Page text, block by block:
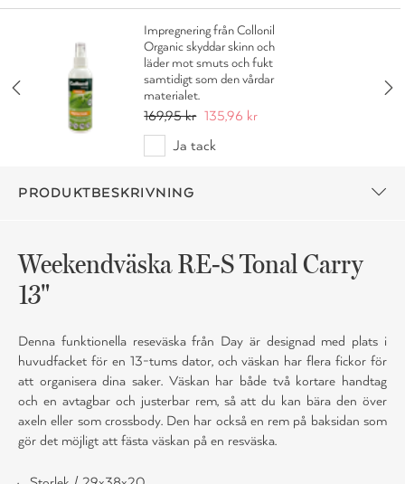
Impregnering från Collonil
Organic skyddar skinn och
läder mot smuts och fukt
samtidigt som den vårdar
materialet.
169,95 kr 135,96 kr
Ja tack
PRODUKTBESKRIVNING
Weekendväska RE-S Tonal Carry
13"
Denna funktionella reseväska från Day är designad med plats i
huvudfacket för en 13-tums dator, och väskan har flera fickor för
att organisera dina saker. Väskan har både två kortare handtag
och en avtagbar och justerbar rem, så att du kan bära den över
axeln eller som crossbody. Den har också en rem på baksidan som
gör det möjligt att fästa väskan på en resväska.